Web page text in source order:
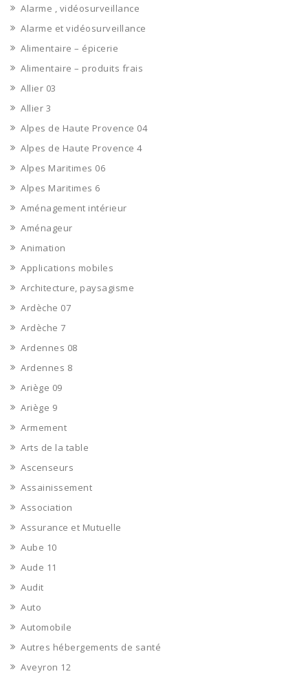
Alarme , vidéosurveillance
Alarme et vidéosurveillance
Alimentaire – épicerie
Alimentaire – produits frais
Allier 03
Allier 3
Alpes de Haute Provence 04
Alpes de Haute Provence 4
Alpes Maritimes 06
Alpes Maritimes 6
Aménagement intérieur
Aménageur
Animation
Applications mobiles
Architecture, paysagisme
Ardèche 07
Ardèche 7
Ardennes 08
Ardennes 8
Ariège 09
Ariège 9
Armement
Arts de la table
Ascenseurs
Assainissement
Association
Assurance et Mutuelle
Aube 10
Aude 11
Audit
Auto
Automobile
Autres hébergements de santé
Aveyron 12